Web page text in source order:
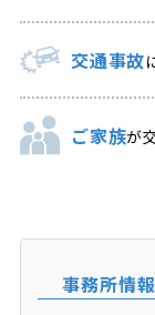
交通事故
ご家族が
事務所情報